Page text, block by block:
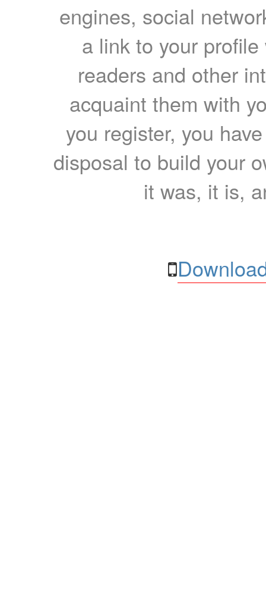
engines, social
a link to your
readers and other
acquaint them with
you register, you
disposal to build your
it was, it is,